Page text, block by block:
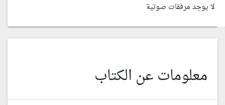
لا يوجد مرفقات صوتية
معلومات عن الكتاب